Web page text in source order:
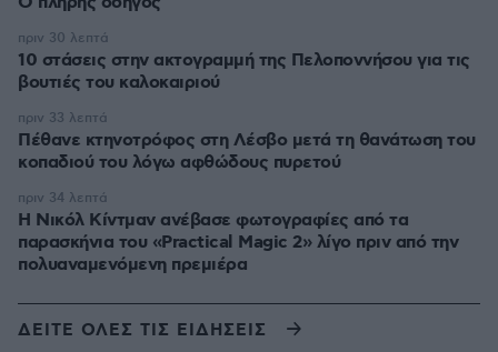
10 στάσεις στην ακτογραμμή της Πελοποννήσου για τις
βουτιές του καλοκαιριού
πριν 30 λεπτά
Πέθανε κτηνοτρόφος στη Λέσβο μετά τη θανάτωση του
κοπαδιού του λόγω αφθώδους πυρετού
πριν 33 λεπτά
Η Νικόλ Κίντμαν ανέβασε φωτογραφίες από τα
παρασκήνια του «Practical Magic 2» λίγο πριν από την
πολυαναμενόμενη πρεμιέρα
πριν 34 λεπτά
ΔΕΙΤΕ ΟΛΕΣ ΤΙΣ ΕΙΔΗΣΕΙΣ